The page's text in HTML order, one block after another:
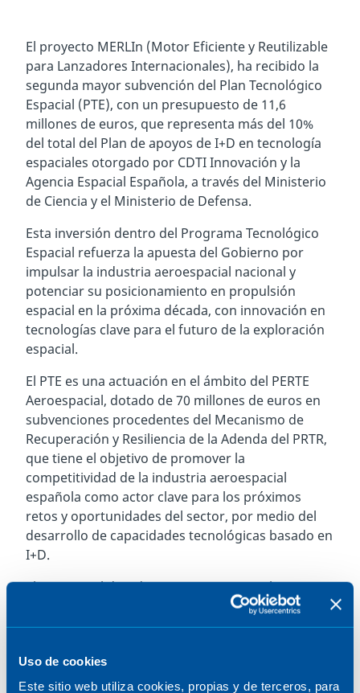
Uso de cookies
Este sitio web utiliza cookies, propias y de terceros, para
El proyecto MERLIn (Motor Eficiente y Reutilizable
para Lanzadores Internacionales), ha recibido la
segunda mayor subvención del Plan Tecnológico
Espacial (PTE), con un presupuesto de 11,6
millones de euros, que representa más del 10%
del total del Plan de apoyos de I+D en tecnología
espaciales otorgado por CDTI Innovación y la
Agencia Espacial Española, a través del Ministerio
de Ciencia y el Ministerio de Defensa.
Esta inversión dentro del Programa Tecnológico
Espacial refuerza la apuesta del Gobierno por
impulsar la industria aeroespacial nacional y
potenciar su posicionamiento en propulsión
espacial en la próxima década, con innovación en
tecnologías clave para el futuro de la exploración
espacial.
El PTE es una actuación en el ámbito del PERTE
Aeroespacial, dotado de 70 millones de euros en
subvenciones procedentes del Mecanismo de
Recuperación y Resiliencia de la Adenda del PRTR,
que tiene el objetivo de promover la
competitividad de la industria aeroespacial
española como actor clave para los próximos
retos y oportunidades del sector, por medio del
desarrollo de capacidades tecnológicas basado en
I+D.
El proyecto, liderado por ITP Aero y con la
participación de Pangea Aerospace, el grupo
industrial de ingeniería y tecnología Sener y
integración del primer motor aerospike listo para
volar en el mundo. Pangea Aerospace, start-up